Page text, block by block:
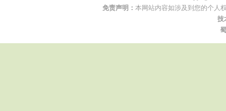
免责声明： 本网站内容如涉及到您的个人
技